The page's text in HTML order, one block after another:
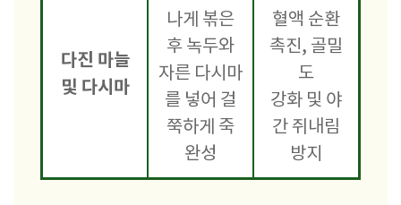
다진 마늘
및 다시마
나게 볶은
후 녹두와
자른 다시마
를 넣어 걸
쭉하게 죽
완성
혈액 순환
촉진, 골밀
도
강화 및 야
간 쥐내림
방지